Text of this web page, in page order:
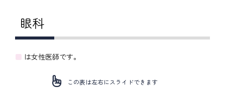
眼科
■ は女性医師です。
この表は左右にスライドできます